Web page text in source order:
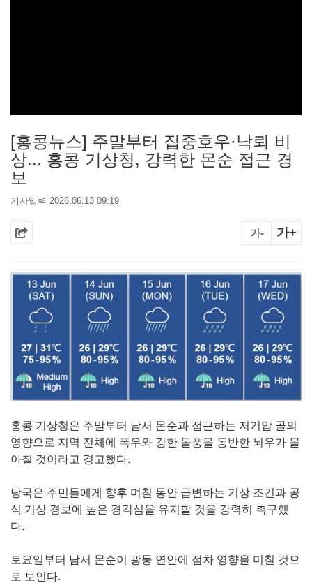
[홍콩뉴스] 주말부터 집중호우·낙뢰 비
상... 홍콩 기상청, 강력한 몬순 접근 경
보
기사입력 2026.06.13 09:19
가- 가+
홍콩 기상청은 주말부터 남서 몬순과 접근하는 저기압 골의
영향으로 지역 전체에 폭우와 강한 돌풍을 동반한 뇌우가 몰
아칠 것이라고 경고했다.
당국은 주민들에게 향후 며칠 동안 급변하는 기상 조건과 공
식 기상 경보에 높은 경각심을 유지할 것을 강력히 촉구했
다.
토요일부터 남서 몬순이 광둥 연안에 점차 영향을 미칠 것으
로 보인다.